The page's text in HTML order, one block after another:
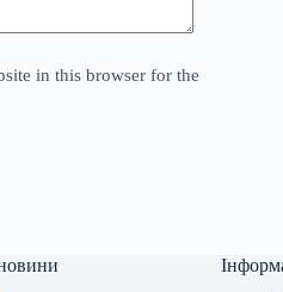
in this browser for the